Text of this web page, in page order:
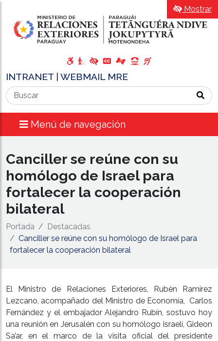
INTRANET WEBMAIL MRE
Menú de navegación
Mostrar
Canciller se reúne con su
homólogo de Israel para
fortalecer la cooperación
bilateral
Portada
Destacadas
Canciller se reúne con su homólogo de Israel para
fortalecer la cooperación bilateral
El Ministro de Relaciones Exteriores, Rubén Ramírez
Lezcano, acompañado del Ministro de Economía, Carlos
Fernández y el embajador Alejandro Rubín, sostuvo hoy
una reunión en Jerusalén con su homólogo israelí, Gideon
Sa’ar, en el marco de la visita oficial del presidente